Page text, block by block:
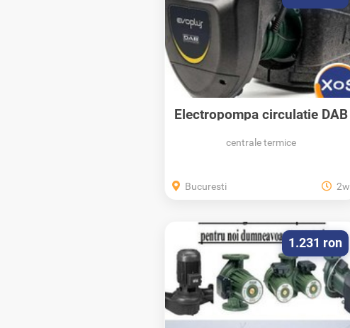
Electropompa circulatie DAB
centrale termice
Bucuresti 2w
1.231 ron